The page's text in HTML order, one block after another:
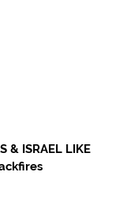
& ISRAEL LIKE